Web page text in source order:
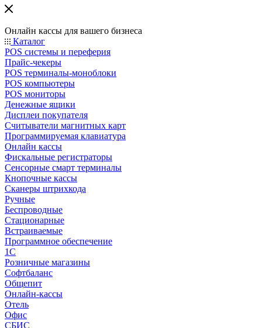
Онлайн кассы для вашего бизнеса
Каталог
POS системы и переферия
Прайс-чекеры
POS терминалы-моноблоки
POS компьютеры
POS мониторы
Денежные ящики
Дисплеи покупателя
Считыватели магнитных карт
Программируемая клавиатура
Онлайн кассы
Фискальные регистраторы
Сенсорные смарт терминалы
Кнопочные кассы
Сканеры штрихкода
Ручные
Беспроводные
Стационарные
Встраиваемые
Программное обеспечение
1С
Розничные магазины
Софтбаланс
Общепит
Онлайн-кассы
Отель
Офис
СБИС